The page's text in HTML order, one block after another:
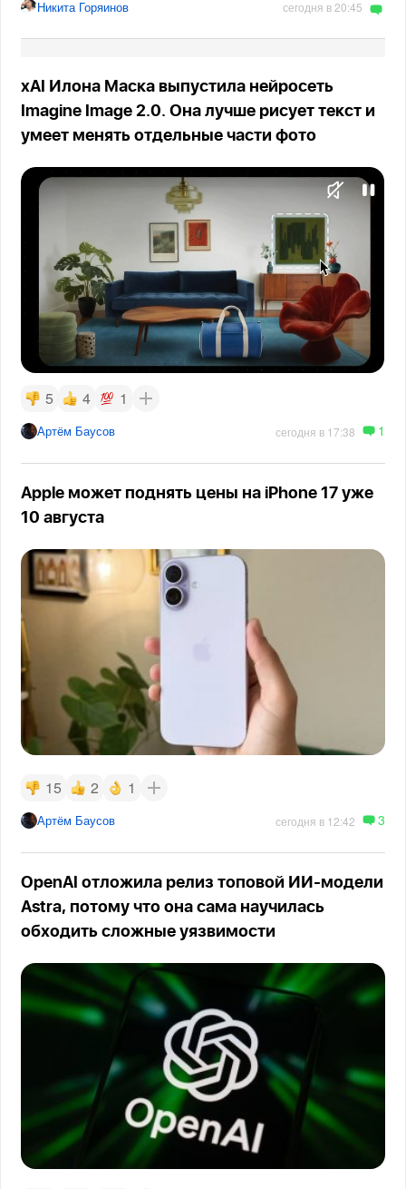
Никита Горяинов сегодня в 20:45
xAI Илона Маска выпустила нейросеть
Imagine Image 2.0. Она лучше рисует текст и
умеет менять отдельные части фото
5 4 1
Артём Баусов сегодня в 17:38 1
Apple может поднять цены на iPhone 17 уже
10 августа
15 2 1
Артём Баусов сегодня в 12:42 3
OpenAI отложила релиз топовой ИИ-модели
Astra, потому что она сама научилась
обходить сложные уязвимости